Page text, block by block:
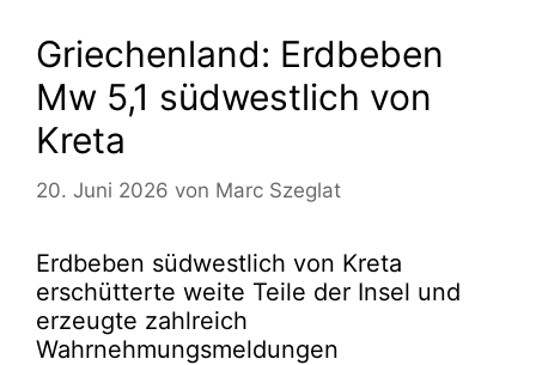
Griechenland: Erdbeben
Mw 5,1 südwestlich von
Kreta
20. Juni 2026 von Marc Szeglat
Erdbeben südwestlich von Kreta
erschütterte weite Teile der Insel und
erzeugte zahlreich
Wahrnehmungsmeldungen